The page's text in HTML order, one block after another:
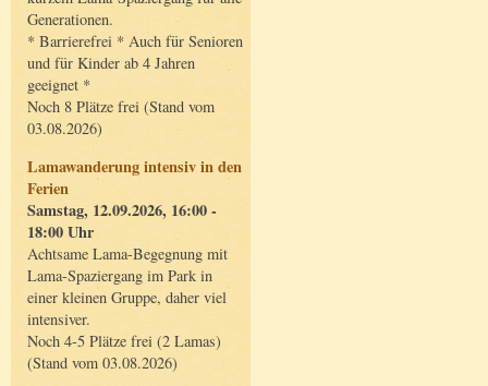
Generationen.
* Barrierefrei * Auch für Senioren
und für Kinder ab 4 Jahren
geeignet *
Noch 8 Plätze frei (Stand vom
03.08.2026)
Lamawanderung intensiv in den
Ferien
Samstag, 12.09.2026, 16:00 -
18:00 Uhr
Achtsame Lama-Begegnung mit
Lama-Spaziergang im Park in
einer kleinen Gruppe, daher viel
intensiver.
Noch 4-5 Plätze frei (2 Lamas)
(Stand vom 03.08.2026)